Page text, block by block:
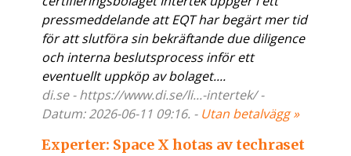
pressmeddelande att EQT har begärt mer tid
för att slutföra sin bekräftande due diligence
och interna beslutsprocess inför ett
eventuellt uppköp av bolaget....
di.se - https://www.di.se/li...-intertek/ -
Datum: 2026-06-11 09:16. - Utan betalvägg »
Experter: Space X hotas av techraset